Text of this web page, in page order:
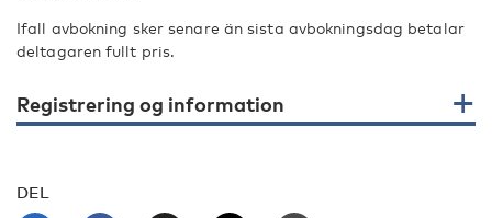
Ifall avbokning sker senare än sista avbokningsdag betalar
deltagaren fullt pris.
Registrering og information
DEL